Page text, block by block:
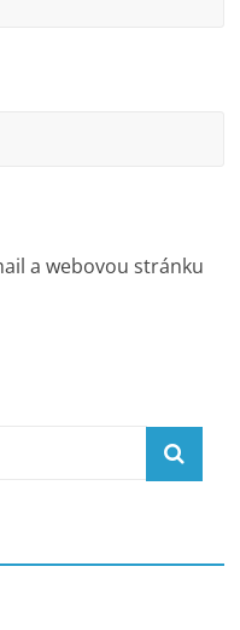
a webovou stránku